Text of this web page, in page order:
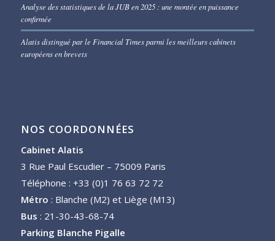
Analyse des statistiques de la JUB en 2025 : une montée en puissance
confirmée
Alatis distingué par le Financial Times parmi les meilleurs cabinets
européens en brevets
NOS COORDONNÉES
Cabinet Alatis
3 Rue Paul Escudier – 75009 Paris
Téléphone : +33 (0)1 76 63 72 72
Métro : Blanche (M2) et Liège (M13)
Bus : 21-30-43-68-74
Parking Blanche Pigalle